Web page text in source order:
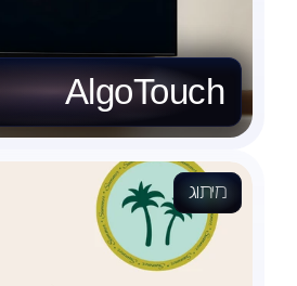
AlgoTouch
מיתוג